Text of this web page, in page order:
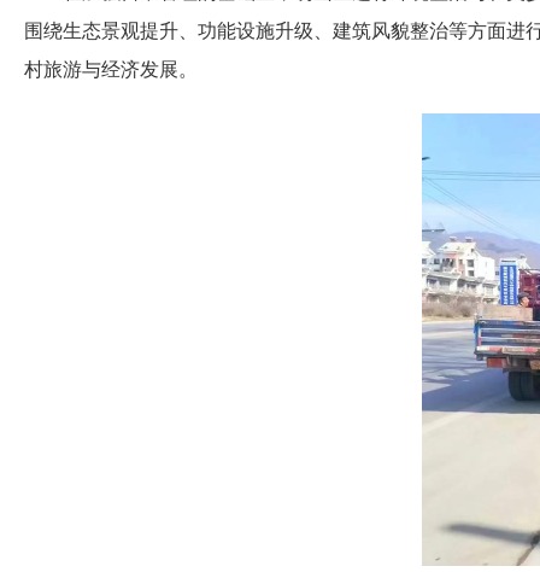
围绕生态景观提升、功能设施升级、建筑风貌整治等方面
村旅游与经济发展。